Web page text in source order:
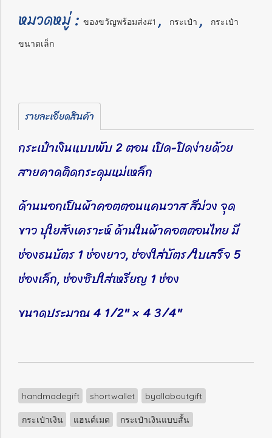
หมวดหมู่ : ของขวัญพร้อมส่ง#1 , กระเป๋า ,
กระเป๋า
ขนาดเล็ก
รายละเอียดสินค้า
กระเป๋าเงินแบบพับ 2 ตอน เปิด-ปิดง่ายด้วย
สายคาดติดกระดุมแม่เหล็ก
ด้านนอกเป็นผ้าคอตตอนแคนวาส สีม่วง จุด
ขาว บุใยสังเคราะห์ ด้านในผ้าคอตตอนไทย มี
ช่องธนบัตร 1 ช่องยาว, ช่องใส่บัตร/ใบเสร็จ 5
ช่องเล็ก, ช่องซิปใส่เหรียญ 1 ช่อง
ขนาดประมาณ 4 1/2" × 4 3/4"
handmadegift shortwallet byallaboutgift
กระเป๋าเงิน แฮนด์เมด กระเป๋าเงินแบบสั้น